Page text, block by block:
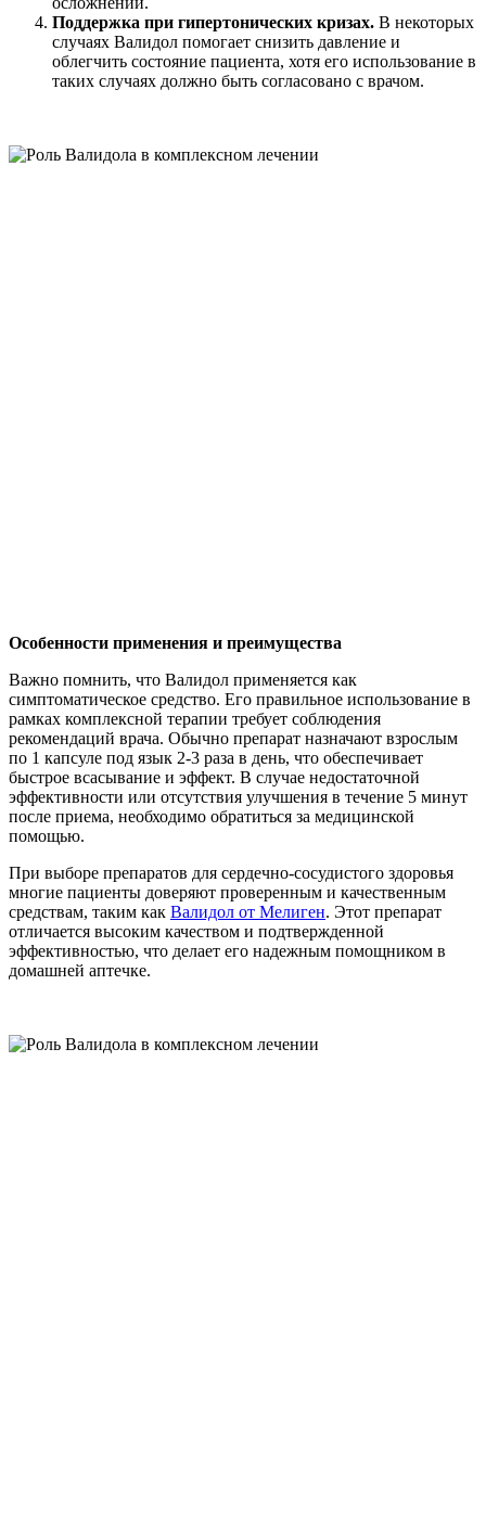
Поддержка при гипертонических кризах. В некоторых
случаях Валидол помогает снизить давление и
облегчить состояние пациента, хотя его использование в
таких случаях должно быть согласовано с врачом.
Особенности применения и преимущества
Важно помнить, что Валидол применяется как
симптоматическое средство. Его правильное использование в
рамках комплексной терапии требует соблюдения
рекомендаций врача. Обычно препарат назначают взрослым
по 1 капсуле под язык 2-3 раза в день, что обеспечивает
быстрое всасывание и эффект. В случае недостаточной
эффективности или отсутствия улучшения в течение 5 минут
после приема, необходимо обратиться за медицинской
помощью.
При выборе препаратов для сердечно-сосудистого здоровья
многие пациенты доверяют проверенным и качественным
средствам, таким как Валидол от Мелиген. Этот препарат
отличается высоким качеством и подтвержденной
эффективностью, что делает его надежным помощником в
домашней аптечке.